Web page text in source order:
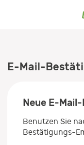
E-Mail-
Neue E-
Benutzen Sie
Bestätigungs-